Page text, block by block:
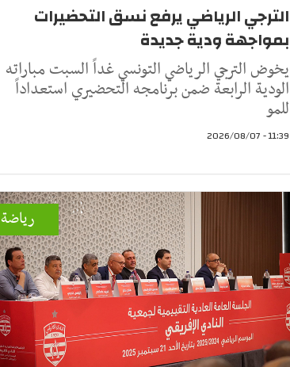
الترجي الرياضي يرفع نسق التحضيرات
بمواجهة ودية جديدة
يخوض الترجي الرياضي التونسي غداً السبت مباراته
الودية الرابعة ضمن برنامجه التحضيري استعداداً
للمو
11:39 - 2026/08/07
رياضة